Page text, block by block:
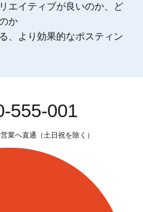
エイティブが良いのか、ど
か
、より効果的なポスティン
555-001
業へ直通（土日祝を除く）